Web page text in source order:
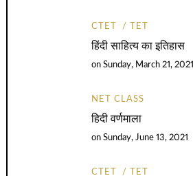
CTET TET
हिंदी साहित्य का इतिहास
onSunday, March 21, 2021
NET CLASS
हिदी वर्णमाला
onSunday, June 13, 2021
CTET TET